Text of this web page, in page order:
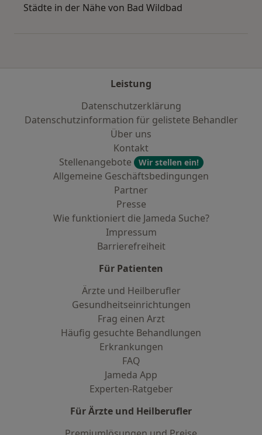
Städte in der Nähe von Bad Wildbad
Leistung
Datenschutzerklärung
Datenschutzinformation für gelistete Behandler
Über uns
Kontakt
Stellenangebote
Wir stellen ein!
Allgemeine Geschäftsbedingungen
Partner
Presse
Wie funktioniert die Jameda Suche?
Impressum
Barrierefreiheit
Für Patienten
Ärzte und Heilberufler
Gesundheitseinrichtungen
Frag einen Arzt
Häufig gesuchte Behandlungen
Erkrankungen
FAQ
Jameda App
Experten-Ratgeber
Für Ärzte und Heilberufler